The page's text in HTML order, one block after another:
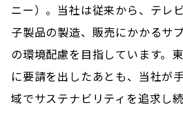
ニー）。当社は従来から、テレ
子製品の製造、販売にかかるサ
の環境配慮を目指しています。
に要請を出したあとも、当社が
域でサステナビリティを追求し続